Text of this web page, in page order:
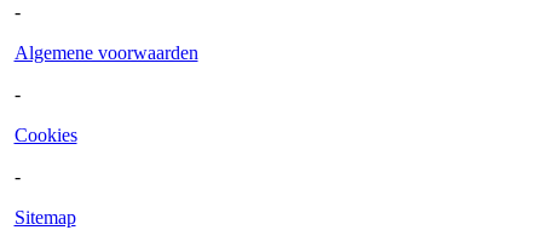
-
Algemene voorwaarden
-
Cookies
-
Sitemap